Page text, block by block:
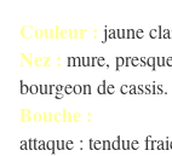
Couleur : jaune
Nez : mure,
bourgeon de
Bouche :
attaque : tendue